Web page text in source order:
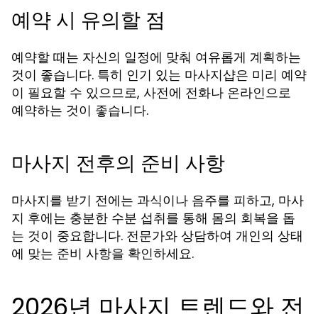
예약 시 유의할 점
예약할 때는 자신의 일정에 맞춰 여유롭게 계획하는
것이 좋습니다. 특히 인기 있는 마사지샵은 미리 예약
이 필요할 수 있으므로, 사전에 전화나 온라인으로
예약하는 것이 좋습니다.
마사지 전후의 준비 사항
마사지를 받기 전에는 과식이나 음주를 피하고, 마사
지 후에는 충분한 수분 섭취를 통해 몸의 회복을 돕
는 것이 중요합니다. 전문가와 상담하여 개인의 상태
에 맞는 준비 사항을 확인하세요.
2026년 마사지 트렌드와 전